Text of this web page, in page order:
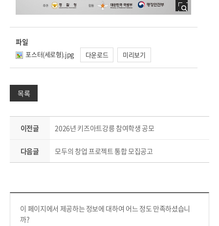
파일
포스터(세로형).jpg 다운로드 미리보기
목록
이전글 2026년 키즈아트강릉 참여학생 공모
다음글 모두의 창업 프로젝트 통합 모집공고
컨텐츠 만족도 조사 & 공공저작물 자유이용 허락 표시
이 페이지에서 제공하는 정보에 대하여 어느 정도 만족하셨습니
까?